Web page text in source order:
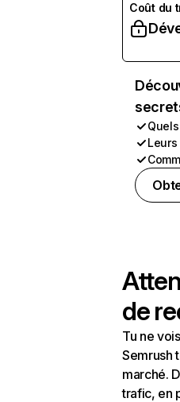
Coût du
de
Tu ne
Semrush
marché.
trafic, en